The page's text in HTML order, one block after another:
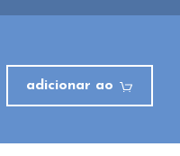
adicionar ao